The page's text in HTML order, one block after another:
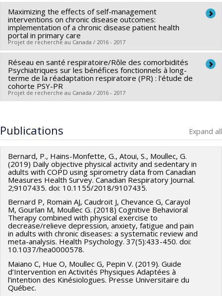
Grant programs:
PVXXXXXX-Bourse de chercheur-boursier :
Junior 1
Lead researcher : Grégory Moullec
Funding sources:FRQS/Fonds de recherche du Québec -
Santé (FRSQ)
Grant programs:PVXXXXXX-Établissement de jeunes
chercheurs Juniors 1
Maximizing the effects of self-management
interventions on chronic disease outcomes:
implementation of a chronic disease patient health
portal in primary care
Projet de recherche au Canada / 2016 - 2017
Lead researcher : Sara Ahmed
Co-researchers : Normand Racine,Claudine Auger,Grégory
Moullec
Funding sources:IRSC/Instituts de recherche en santé du
Grant programs:
Réseau en santé respiratoire/Rôle des comorbidités
Psychiatriques sur les bénéfices fonctionnels à long-
terme de la réadaptation respiratoire (PR) : l'étude de
cohorte PSY-PR
Projet de recherche au Canada / 2016 - 2017
Funding sources:
Santé (FRSQ)
Grant programs:
PVXXXXXX-Réseaux thématiques de
recherche
Publications Expand all
Bernard, P., Hains-Monfette, G., Atoui, S., Moullec, G.
(2019) Daily objective physical activity and sedentary in
adults with COPD using spirometry data from Canadian
Measures Health Survey. Canadian Respiratory Journal.
2;9107435. doi: 10.1155/2018/9107435.
Bernard P, Romain AJ, Caudroit J, Chevance G, Carayol
M, Gourlan M, Moullec G. (2018) Cognitive Behavioral
Therapy combined with physical exercise to
decrease/relieve depression, anxiety, fatigue and pain
in adults with chronic diseases: a systematic review and
meta-analysis. Health Psychology. 37(5):433-450. doi:
10.1037/hea0000578.
Maiano C, Hue O, Moullec G, Pepin V. (2019). Guide
d’Intervention en Activités Physiques Adaptées à
l’intention des Kinésiologues. Presse Universitaire du
Québec.